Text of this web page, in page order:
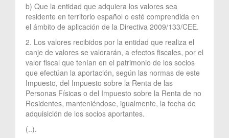
b) Que la entidad que adquiera los valores sea
residente en territorio español o esté comprendida en
el ámbito de aplicación de la Directiva 2009/133/CEE.
2. Los valores recibidos por la entidad que realiza el
canje de valores se valorarán, a efectos fiscales, por el
valor fiscal que tenían en el patrimonio de los socios
que efectúan la aportación, según las normas de este
Impuesto, del Impuesto sobre la Renta de las
Personas Físicas o del Impuesto sobre la Renta de no
Residentes, manteniéndose, igualmente, la fecha de
adquisición de los socios aportantes.
(..).